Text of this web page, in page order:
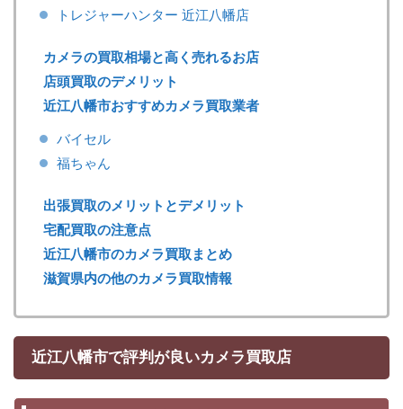
トレジャーハンター 近江八幡店
カメラの買取相場と高く売れるお店
店頭買取のデメリット
近江八幡市おすすめカメラ買取業者
バイセル
福ちゃん
出張買取のメリットとデメリット
宅配買取の注意点
近江八幡市のカメラ買取まとめ
滋賀県内の他のカメラ買取情報
近江八幡市で評判が良いカメラ買取店